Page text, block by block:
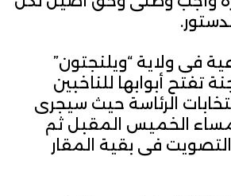
فى ولاية “ويلنجتون”
تفتح أبوابها للناخبين
الرئاسة حيث سيجرى
الخميس المقبل ثم
فى بقية المقار